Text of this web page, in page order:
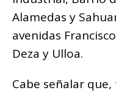
Alamedas y
avenidas
Deza y Ulloa.
Cabe señalar